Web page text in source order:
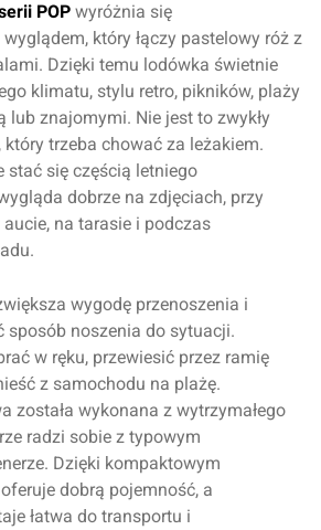
POP wyróżnia się
który łączy pastelowy róż z
Dzięki temu lodówka świetnie
klimatu, stylu retro, pikników, plaży
lub znajomymi. Nie jest to zwykły
który trzeba chować za leżakiem.
stać się częścią letniego
dobrze na zdjęciach, przy
na tarasie i podczas
wygodę przenoszenia i
sposób noszenia do sytuacji.
w ręku, przewiesić przez ramię
z samochodu na plażę.
została wykonana z wytrzymałego
radzi sobie z typowym
Dzięki kompaktowym
dobrą pojemność, a
łatwa do transportu i